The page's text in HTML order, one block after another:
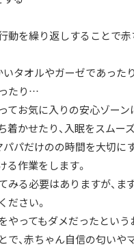
動を繰り返しすることで
いタオルやガーゼであった
たり…
てお気に入りの安心ゾーン
着かせたり、入眠をスムー
パパだけのの時間を大切
る作業をします。
みる必要はありますが、
ださい。
やってもダメだったとい
で、赤ちゃん自信の匂いや